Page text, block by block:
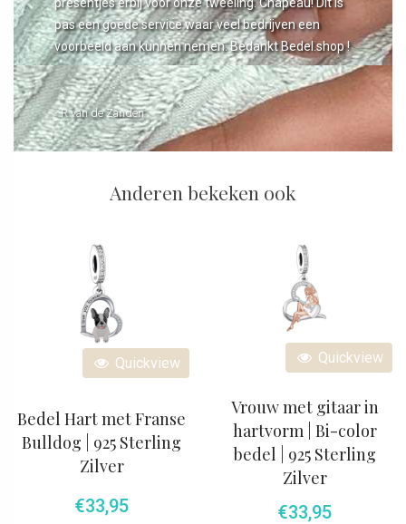
pas een goede service waar veel bedrijven een
voorbeeld aan kunnen nemen. Bedankt Bedel.shop !
- R van de Zanden
Anderen bekeken ook
Quickview
Bedel Hart met Franse
Bulldog | 925 Sterling
Zilver
€33,95
Quickview
Vrouw met gitaar in
hartvorm | Bi-color
bedel | 925 Sterling
Zilver
€33,95